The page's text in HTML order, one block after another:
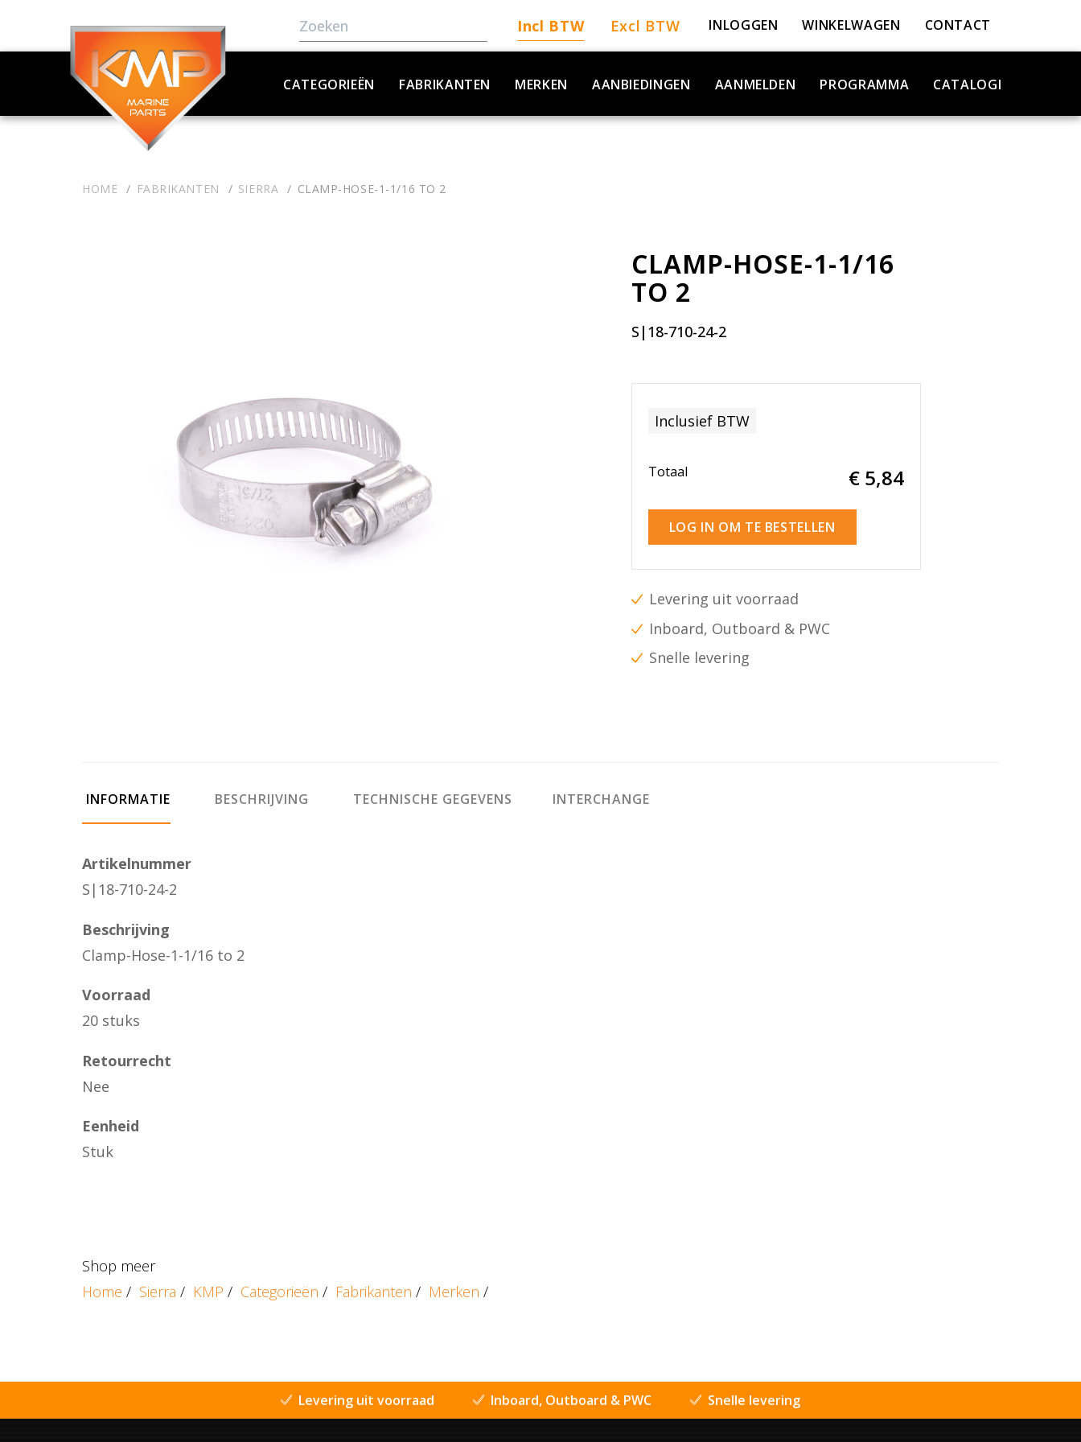
Incl BTW Excl BTW INLOGGEN WINKELWAGEN CONTACT
CATEGORIEËN FABRIKANTEN MERKEN AANBIEDINGEN AANMELDEN PROGRAMMA CATALOGI
HOME FABRIKANTEN SIERRA CLAMP-HOSE-1-1/16 TO 2
CLAMP-HOSE-1-1/16
TO 2
S|18-710-24-2
Inclusief BTW
Totaal € 5,84
LOG IN OM TE BESTELLEN
Levering uit voorraad
Inboard, Outboard & PWC
Snelle levering
INFORMATIE BESCHRIJVING TECHNISCHE GEGEVENS INTERCHANGE
Artikelnummer
S|18-710-24-2
Beschrijving
Clamp-Hose-1-1/16 to 2
Voorraad
20 stuks
Retourrecht
Nee
Eenheid
Stuk
Shop meer
Home / Sierra / KMP / Categorieën / Fabrikanten / Merken /
Levering uit voorraad Inboard, Outboard & PWC Snelle levering